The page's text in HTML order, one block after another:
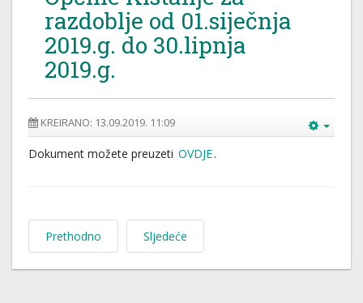
razdoblje od 01.siječnja
2019.g. do 30.lipnja
2019.g.
KREIRANO: 13.09.2019. 11:09
Dokument možete preuzeti OVDJE.
Prethodno Sljedeće